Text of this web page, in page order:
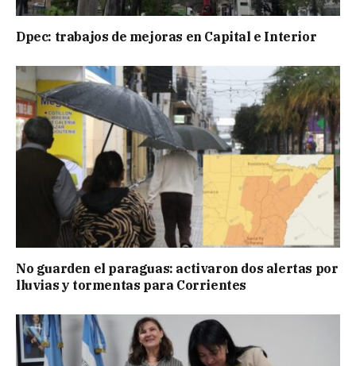
Dpec: trabajos de mejoras en Capital e Interior
No guarden el paraguas: activaron dos alertas por
lluvias y tormentas para Corrientes